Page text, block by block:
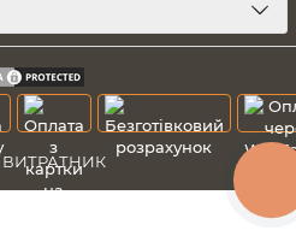
ВИТРАТНИК